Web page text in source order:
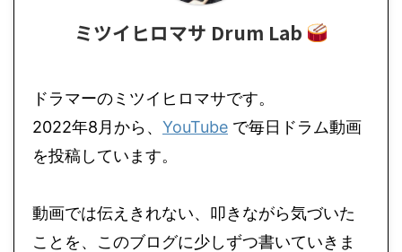
ミツイヒロマサ Drum Lab
ドラマーのミツイヒロマサです。
2022年8月から、 YouTube で毎日ドラム動画
を投稿しています。
動画では伝えきれない、叩きながら気づいた
ことを、このブログに少しずつ書いていきま